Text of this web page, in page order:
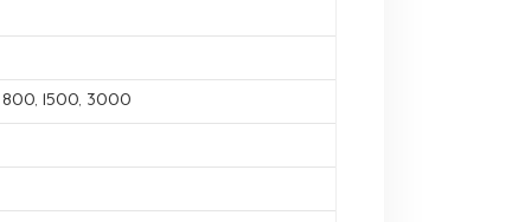
1500, 3000